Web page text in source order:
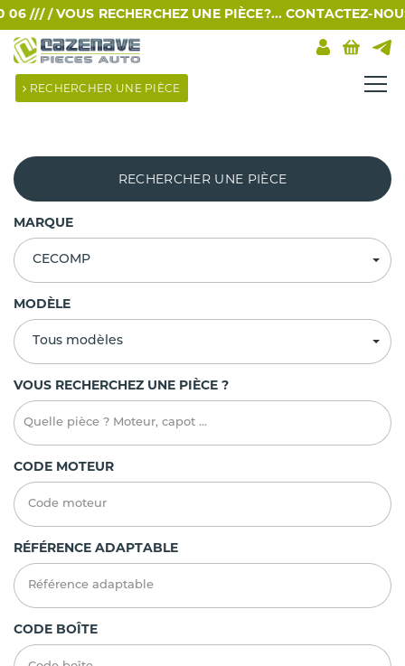
06 /// / VOUS RECHERCHEZ UNE PIÈCE?... CONTACTEZ-
RECHERCHER UNE PIÈCE
RECHERCHER UNE PIÈCE
MARQUE
CECOMP
MODÈLE
Tous modèles
VOUS RECHERCHEZ UNE PIÈCE ?
CODE MOTEUR
RÉFÉRENCE ADAPTABLE
CODE BOÎTE